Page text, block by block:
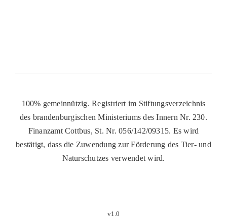
100% gemeinnützig. Registriert im Stiftungsverzeichnis
des brandenburgischen Ministeriums des Innern Nr. 230.
Finanzamt Cottbus, St. Nr. 056/142/09315. Es wird
bestätigt, dass die Zuwendung zur Förderung des Tier- und
Naturschutzes verwendet wird.
v1.0